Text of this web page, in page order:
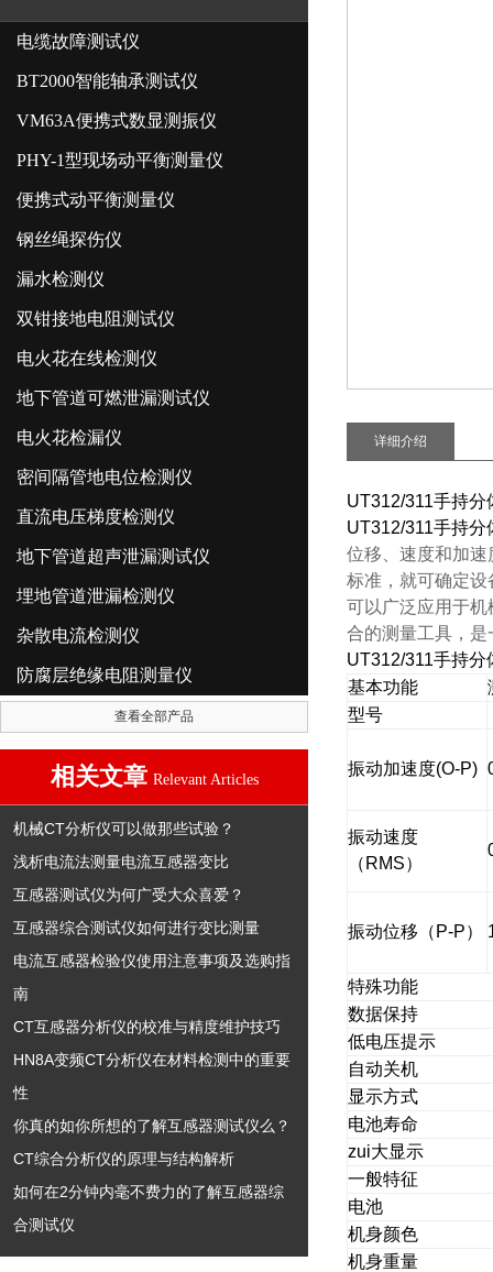
电缆故障测试仪
BT2000智能轴承测试仪
VM63A便携式数显测振仪
PHY-1型现场动平衡测量仪
便携式动平衡测量仪
钢丝绳探伤仪
漏水检测仪
双钳接地电阻测试仪
电火花在线检测仪
地下管道可燃泄漏测试仪
电火花检漏仪
密间隔管地电位检测仪
直流电压梯度检测仪
地下管道超声泄漏测试仪
埋地管道泄漏检测仪
杂散电流检测仪
防腐层绝缘电阻测量仪
查看全部产品
相关文章 Relevant Articles
机械CT分析仪可以做那些试验？
浅析电流法测量电流互感器变比
互感器测试仪为何广受大众喜爱？
互感器综合测试仪如何进行变比测量
电流互感器检验仪使用注意事项及选购指
南
CT互感器分析仪的校准与精度维护技巧
HN8A变频CT分析仪在材料检测中的重要
性
你真的如你所想的了解互感器测试仪么？
CT综合分析仪的原理与结构解析
如何在2分钟内毫不费力的了解互感器综
合测试仪
详细介绍
UT312/311手持分
UT312/311手持分
位移、速度和加
标准，就可确定
可以广泛应用于
合的测量工具，
UT312/311手持分
基本功能
型号
振动加速度(O-P)
振动速度
（RMS）
振动位移（P-P）
特殊功能
数据保持
低电压提示
自动关机
显示方式
电池寿命
zui大显示
一般特征
电池
机身颜色
机身重量